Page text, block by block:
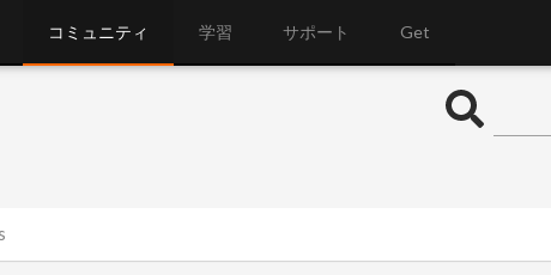
コミュニティ 学習 サポート Get